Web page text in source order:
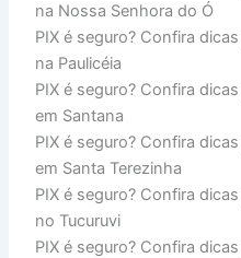
na Nossa Senhora do Ó
PIX é seguro? Confira
na Paulicéia
PIX é seguro? Confira
em Santana
PIX é seguro? Confira
em Santa Terezinha
PIX é seguro? Confira
no Tucuruvi
PIX é seguro? Confira